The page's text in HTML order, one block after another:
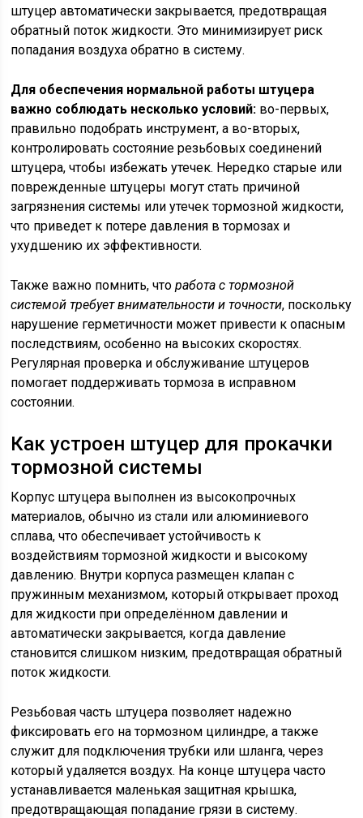
штуцер автоматически закрывается, предотвращая
обратный поток жидкости. Это минимизирует риск
попадания воздуха обратно в систему.
Для обеспечения нормальной работы штуцера
важно соблюдать несколько условий: во-первых,
правильно подобрать инструмент, а во-вторых,
контролировать состояние резьбовых соединений
штуцера, чтобы избежать утечек. Нередко старые или
поврежденные штуцеры могут стать причиной
загрязнения системы или утечек тормозной жидкости,
что приведет к потере давления в тормозах и
ухудшению их эффективности.
Также важно помнить, чторабота с тормозной
системой требует внимательности и точности, поскольку
нарушение герметичности может привести к опасным
последствиям, особенно на высоких скоростях.
Регулярная проверка и обслуживание штуцеров
помогает поддерживать тормоза в исправном
состоянии.
Как устроен штуцер для прокачки
тормозной системы
Корпус штуцера выполнен из высокопрочных
материалов, обычно из стали или алюминиевого
сплава, что обеспечивает устойчивость к
воздействиям тормозной жидкости и высокому
давлению. Внутри корпуса размещен клапан с
пружинным механизмом, который открывает проход
для жидкости при определённом давлении и
автоматически закрывается, когда давление
становится слишком низким, предотвращая обратный
поток жидкости.
Резьбовая часть штуцера позволяет надежно
фиксировать его на тормозном цилиндре, а также
служит для подключения трубки или шланга, через
который удаляется воздух. На конце штуцера часто
устанавливается маленькая защитная крышка,
предотвращающая попадание грязи в систему.